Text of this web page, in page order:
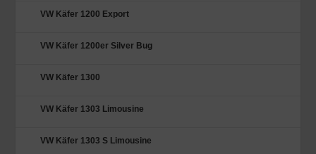
VW Käfer 1200 Export
VW Käfer 1200er Silver Bug
VW Käfer 1300
VW Käfer 1303 Limousine
VW Käfer 1303 S Limousine